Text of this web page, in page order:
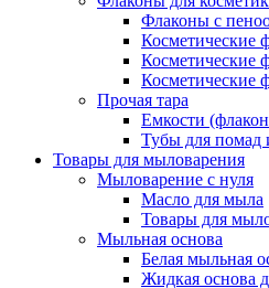
Флаконы с
Косметические
Косметические
Косметические
Прочая тара
Емкости
Тубы для помад
Товары для мыловарения
Мыловарение с нуля
Масло для мыла
Товары для
Мыльная основа
Белая мыльная
Жидкая основа